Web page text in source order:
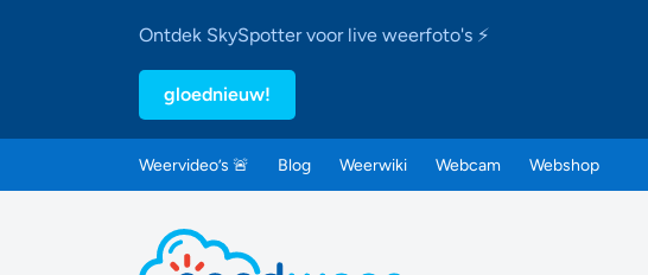
Ontdek SkySpotter voor live weerfoto's ⚡
gloednieuw!
Weervideo’s 🚨 Blog Weerwiki Webcam Webshop